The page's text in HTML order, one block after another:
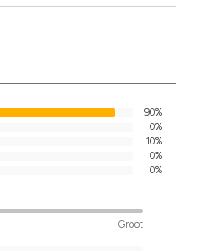
90%
0%
10%
0%
0%
Groot